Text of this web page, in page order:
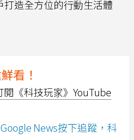
打造全方位的行動生活體
看！
閱《科技玩家》YouTube
News按下追蹤，科